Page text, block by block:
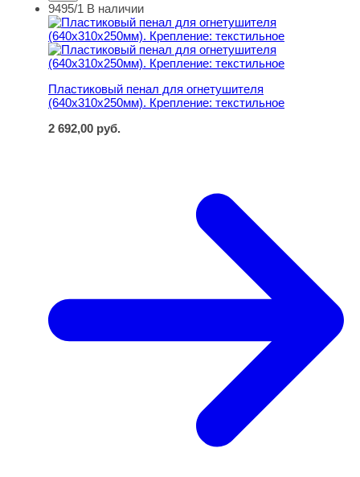
Пластиковый пенал для огнетушителя
9495/1 В наличии
Пластиковый пенал для огнетушителя
(640х310х250мм). Крепление: текстильное
2 692,00 руб.